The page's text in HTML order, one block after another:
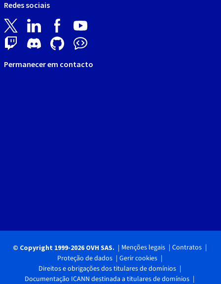
Redes sociais
Permanecer em contacto
© Copyright 1999-2026 OVH SAS. Menções legais
Contratos
Proteção de dados
Gerir cookies
Direitos e obrigações dos titulares de domínios
Documentação ICANN destinada a titulares de domínios